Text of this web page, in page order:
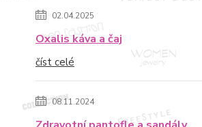
02.04.2025
Oxalis káva a čaj
číst celé
08.11.2024